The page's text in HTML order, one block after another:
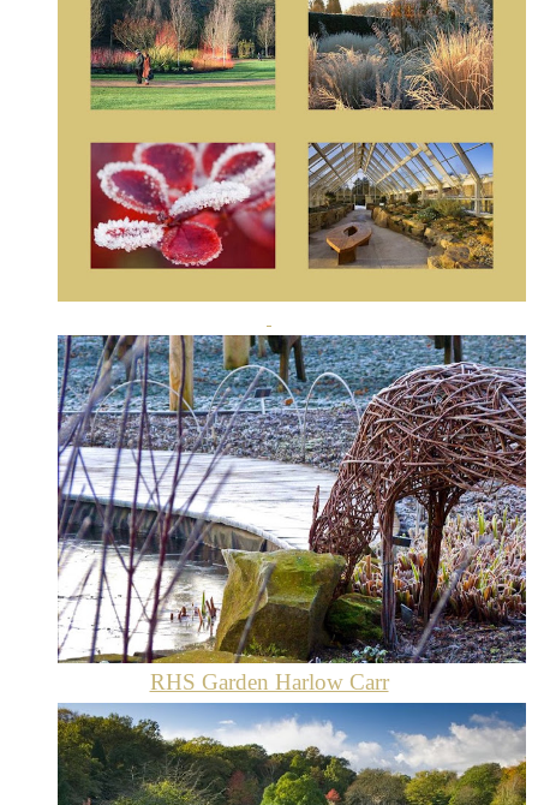
RHS Garden Harlow Carr